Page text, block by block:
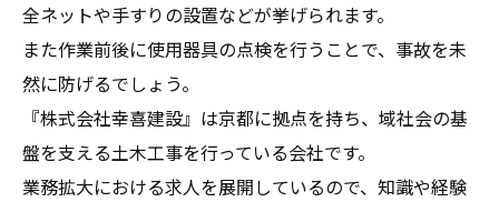
全ネットや手すりの設置などが挙げられます。
また作業前後に使用器具の点検を行うことで、事故を未
然に防げるでしょう。
『株式会社幸喜建設』は京都に拠点を持ち、域社会の基
盤を支える土木工事を行っている会社です。
業務拡大における求人を展開しているので、知識や経験